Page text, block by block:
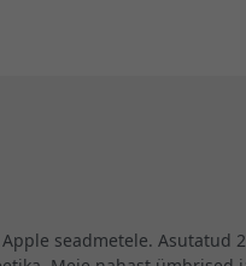
seadmetele. Asutatud